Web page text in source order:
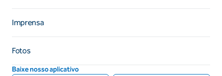
Imprensa
Fotos
Baixe nosso aplicativo